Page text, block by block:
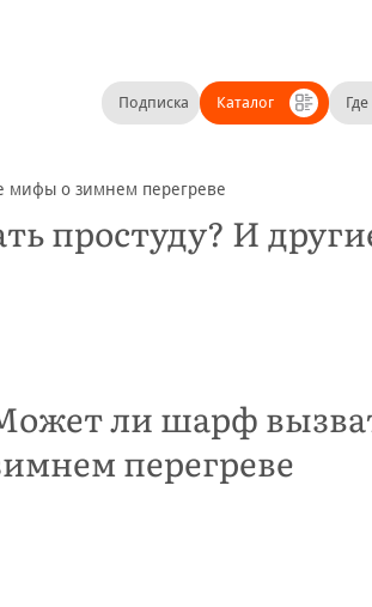
Подписка Каталог
мифы о зимнем перегреве
простуду? И
ли шарф
перегреве